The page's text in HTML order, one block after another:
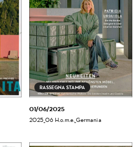
RASSEGNA STAMPA
01/06/2025
2025_06 H.o.m.e._Germania